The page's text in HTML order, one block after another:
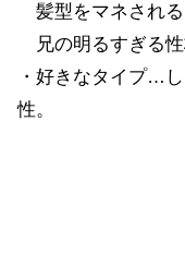
髪型をマネされる
兄の明るすぎる性
・好きなタイプ…
性。